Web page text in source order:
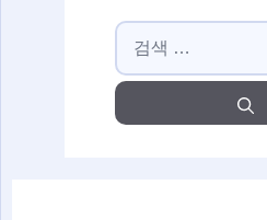
검색: